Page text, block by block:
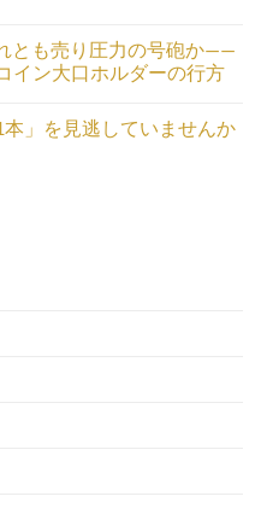
とも売り圧力の号砲か——
イン大口ホルダーの行方
」を見逃していませんか